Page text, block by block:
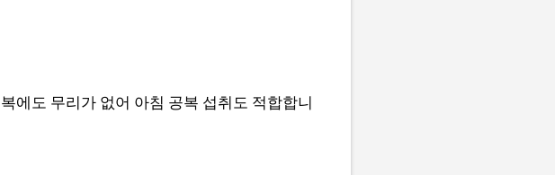
에도 무리가 없어 아침 공복 섭취도 적합합니